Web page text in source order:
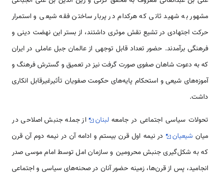
مشهور به شهید ثانی که هرکدام در پربار ساختن فقه شیعی و استمرار
حرکت اجتهادی در تشیع نقش موثری داشتند، از بستر این نهضت دینی و
فرهنگی برآمدند. حضور تعداد قابل توجهی از عالمان جبل عاملی در ایران
که به دعوت شاهان صفوی صورت گرفت نیز در تعمیق و گسترش فرهنگ و
آموزه‌های شیعی و استحکام پایه‌های حکومت صفویان تأثیرغیرقابل انکاری
داشت.
تحولات سیاسی اجتماعی در جامعهلبنان
از جمله جنبش اصلاحی در
میان شیعیان
در نیمه اول قرن بیستم و ادامه آن در نیمه دوم آن قرن
که به شکل‌گیری جنبش محرومین و سازمان امل توسط امام موسی صدر
انجامید، پس از قرن‌ها، زمینه حضور آنان در صحنه‌های سیاسی و اجتماعی